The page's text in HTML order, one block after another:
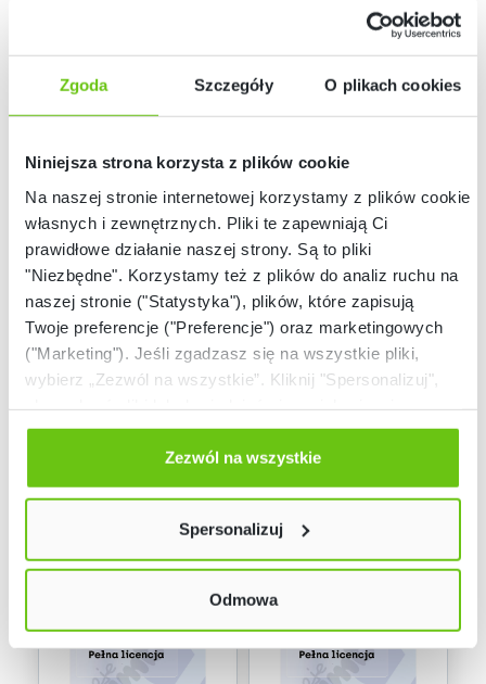
Zgoda Szczegóły O plikach cookies
Niniejsza strona korzysta z plików cookie
Na naszej stronie internetowej korzystamy z plików cookie:
własnych i zewnętrznych. Pliki te zapewniają Ci
prawidłowe działanie naszej strony. Są to pliki
"Niezbędne". Korzystamy też z plików do analiz ruchu na
naszej stronie ("Statystyka"), plików, które zapisują
Twoje preferencje ("Preferencje") oraz marketingowych
("Marketing"). Jeśli zgadzasz się na wszystkie pliki,
wybierz „Zezwól na wszystkie”. Kliknij "Spersonalizuj",
Odmów zgody poprzez przycisk „Odmowa”. Wtedy
użyjemy tylko plików niezbędnych dla naszej strony.
Twój wybór możesz zmienić przez kliknięcie przycisku w
Polityce prywatności
Zezwól na wszystkie
Spersonalizuj
Odmowa
Dostępny
Aplikacja Corinth -
Geologia
Kod produktu:031455
2 050,00 zł
%
Dostępny
Aplikacja Corinth -
pakiet 8 programów,
pełna licencja
Kod produktu:031458
23 400,00 zł
28 000,00 zł
Najniższa cena z 30 dni
przed wprowadzeniem
obniżki:23 400,00 zł